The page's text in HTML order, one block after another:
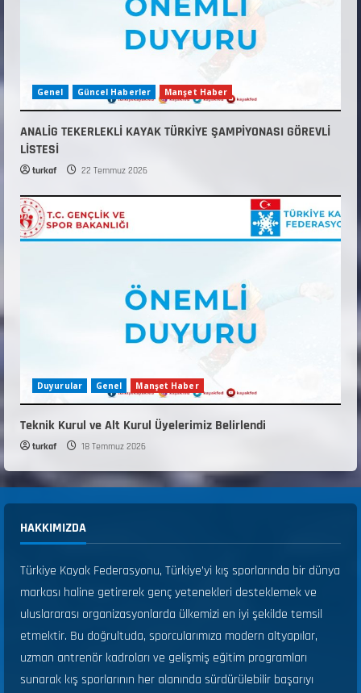
Genel Güncel Haberler Manşet Haber
ANALİG TEKERLEKLİ KAYAK TÜRKİYE ŞAMPİYONASI GÖREVLİ
LİSTESİ
turkaf 22 Temmuz 2026
Duyurular Genel Manşet Haber
Teknik Kurul ve Alt Kurul Üyelerimiz Belirlendi
turkaf 18 Temmuz 2026
HAKKIMIZDA
Türkiye Kayak Federasyonu, Türkiye’yi kış sporlarında bir dünya
markası haline getirerek genç yetenekleri desteklemek ve
uluslararası organizasyonlarda ülkemizi en iyi şekilde temsil
etmektir. Bu doğrultuda, sporcularımıza modern altyapılar,
uzman antrenör kadroları ve gelişmiş eğitim programları
sunarak kış sporlarının her alanında sürdürülebilir başarıyı